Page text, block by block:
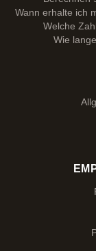
Wann erhalte ich
Welche
Wie